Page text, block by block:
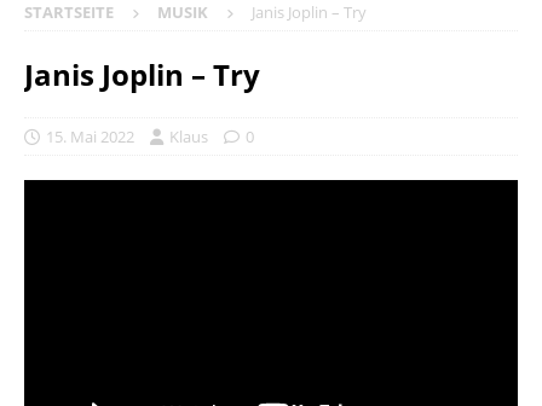
STARTSEITE MUSIK Janis Joplin – Try
Janis Joplin – Try
15. Mai 2022 Klaus 0